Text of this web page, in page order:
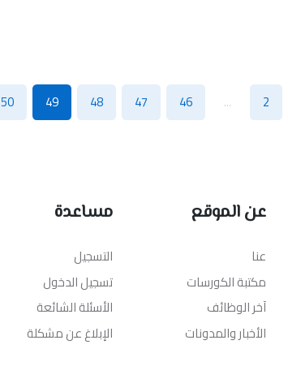
2
...
46
47
48
49
50
عن الموقع
عنا
مكتبة الكورسات
آخر الوظائف
الأخبار والمدونات
مساعدة
التسجيل
تسجيل الدخول
الأسئلة الشائعة
الإبلاغ عن مشكلة